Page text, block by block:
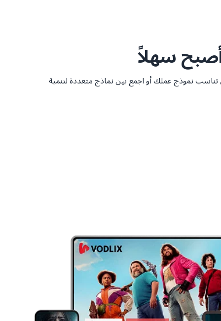
سهلاً
تناسب نموذج عملك أو اجمع بين نماذج متعددة لتنمية